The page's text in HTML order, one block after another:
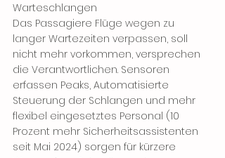
Warteschlangen
Das Passagiere Flüge wegen zu
langer Wartezeiten verpassen, soll
nicht mehr vorkommen, versprechen
die Verantwortlichen. Sensoren
erfassen Peaks, Automatisierte
Steuerung der Schlangen und mehr
flexibel eingesetztes Personal (10
Prozent mehr Sicherheitsassistenten
seit Mai 2024) sorgen für kürzere